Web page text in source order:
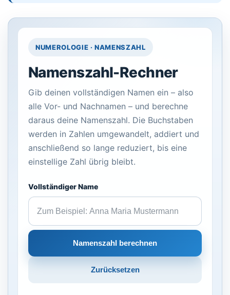
NUMEROLOGIE · NAMENSZAHL
Namenszahl-Rechner
Gib deinen vollständigen Namen ein – also
alle Vor- und Nachnamen – und berechne
daraus deine Namenszahl. Die Buchstaben
werden in Zahlen umgewandelt, addiert und
anschließend so lange reduziert, bis eine
einstellige Zahl übrig bleibt.
Vollständiger Name
Namenszahl berechnen
Zurücksetzen